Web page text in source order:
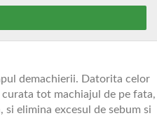
demachierii. Datorita celor
tot machiajul de pe fata,
elimina excesul de sebum si